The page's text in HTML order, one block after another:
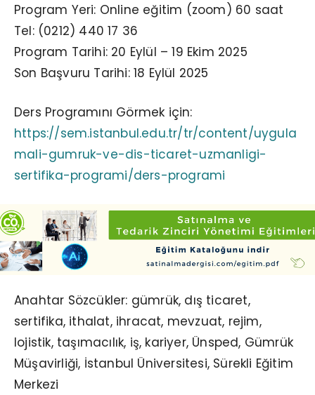
Program Yeri: Online eğitim (zoom) 60 saat
Tel: (0212) 440 17 36
Program Tarihi: 20 Eylül – 19 Ekim 2025
Son Başvuru Tarihi: 18 Eylül 2025
Ders Programını Görmek için:
https://sem.istanbul.edu.tr/tr/content/uygula
mali-gumruk-ve-dis-ticaret-uzmanligi-
sertifika-programi/ders-programi
Anahtar Sözcükler: gümrük, dış ticaret,
sertifika, ithalat, ihracat, mevzuat, rejim,
lojistik, taşımacılık, iş, kariyer, Ünsped, Gümrük
Müşavirliği, İstanbul Üniversitesi, Sürekli Eğitim
Merkezi